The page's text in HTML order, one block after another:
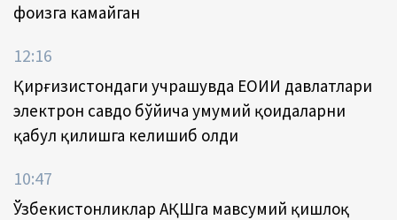
фоизга камайган
12:16
Қирғизистондаги учрашувда ЕОИИ давлатлари
электрон савдо бўйича умумий қоидаларни
қабул қилишга келишиб олди
10:47
Ўзбекистонликлар АҚШга мавсумий қишлоқ